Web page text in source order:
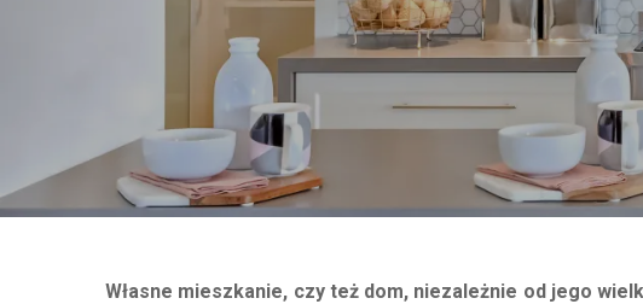
Własne mieszkanie, czy też dom, niezależnie od jego